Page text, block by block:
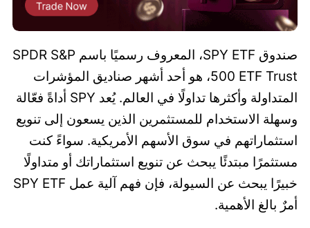
صندوق SPY ETF، المعروف رسميًا باسم SPDR S&P
500 ETF Trust، هو أحد أشهر صناديق المؤشرات
المتداولة وأكثرها تداولًا في العالم. يُعد SPY أداةً فعّالة
وسهلة الاستخدام للمستثمرين الذين يسعون إلى تنويع
استثماراتهم في سوق الأسهم الأمريكية. سواءً كنت
مستثمرًا مبتدئًا يبحث عن تنويع استثماراتك أو متداولًا
خبيرًا يبحث عن السيولة، فإن فهم آلية عمل SPY ETF
أمرٌ بالغ الأهمية.